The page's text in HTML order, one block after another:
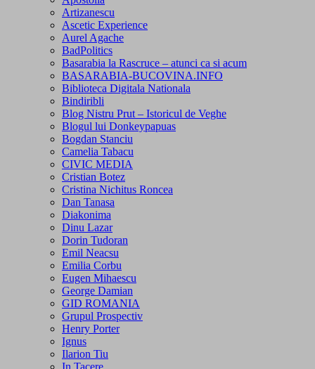
Artizanescu
Ascetic Experience
Aurel Agache
BadPolitics
Basarabia la Rascruce – atunci ca si acum
BASARABIA-BUCOVINA.INFO
Biblioteca Digitala Nationala
Bindiribli
Blog Nistru Prut – Istoricul de Veghe
Blogul lui Donkeypapuas
Bogdan Stanciu
Camelia Tabacu
CIVIC MEDIA
Cristian Botez
Cristina Nichitus Roncea
Dan Tanasa
Diakonima
Dinu Lazar
Dorin Tudoran
Emil Neacsu
Emilia Corbu
Eugen Mihaescu
George Damian
GID ROMANIA
Grupul Prospectiv
Henry Porter
Ignus
Ilarion Tiu